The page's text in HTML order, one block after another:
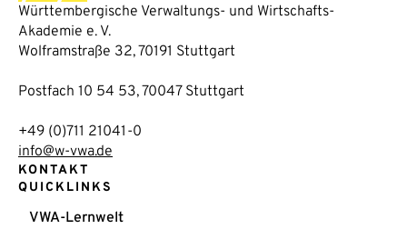
Württembergische Verwaltungs- und Wirtschafts-
Akademie e. V.
Wolframstraße 32, 70191 Stuttgart
Postfach 10 54 53, 70047 Stuttgart
+49 (0)711 21041-0
info@w-vwa.de
KONTAKT
QUICKLINKS
VWA-Lernwelt